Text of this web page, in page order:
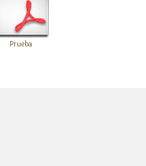
Prueba